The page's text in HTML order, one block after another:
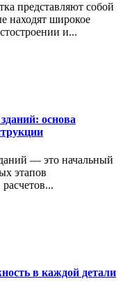
представляют собой
находят широкое
и...
основа
— это начальный
этапов
в каждой детали